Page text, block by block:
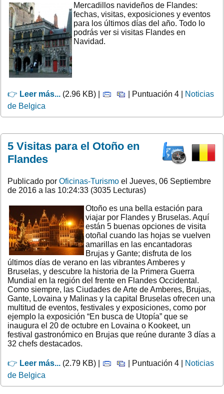
Mercadillos navideños de Flandes:
fechas, visitas, exposiciones y eventos
para los últimos días del año. Todo lo
podrás ver si visitas Flandes en
Navidad.
👉 Leer más... (2.96 KB) | | Puntuación 4 |
Noticias
de Belgica
5 Visitas para el Otoño en
Flandes
Publicado por Oficinas-Turismo el Jueves, 06 Septiembre
de 2016 a las 10:24:33 (3035 Lecturas)
Otoño es una bella estación para
viajar por Flandes y Bruselas. Aquí
están 5 buenas opciones de visita
otoñal cuando las hojas se vuelven
amarillas en las encantadoras
Brujas y Gante; disfruta de los
últimos días de verano en las vibrantes Amberes y
Bruselas, y descubre la historia de la Primera Guerra
Mundial en la región del frente en Flandes Occidental.
Como siempre, las Ciudades de Arte de Amberes, Brujas,
Gante, Lovaina y Malinas y la capital Bruselas ofrecen una
multitud de eventos, festivales y exposiciones, como por
ejemplo la exposición “En busca de Utopía” que se
inaugura el 20 de octubre en Lovaina o Kookeet, un
festival gastronómico en Brujas que reúne durante 3 días a
32 chefs destacados.
👉 Leer más... (2.79 KB) | | Puntuación 4 |
Noticias
de Belgica